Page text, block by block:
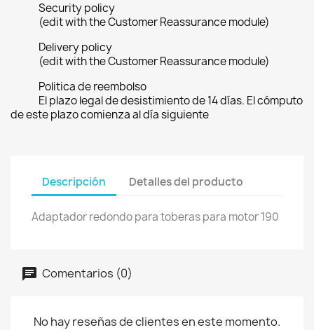
Security policy
(edit with the Customer Reassurance module)
Delivery policy
(edit with the Customer Reassurance module)
Politica de reembolso
El plazo legal de desistimiento de 14 días. El cómputo
de este plazo comienza al día siguiente
Descripción Detalles del producto
Adaptador redondo para toberas para motor 190
Comentarios (0)
No hay reseñas de clientes en este momento.